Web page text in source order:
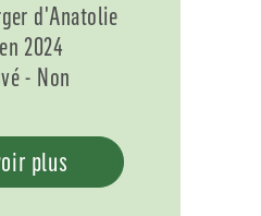
d'Anatolie
2024
- Non
plus